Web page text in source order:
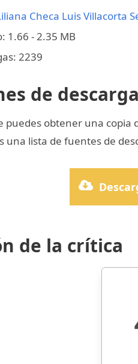
Checa Luis Villacorta
1.66 - 2.35 MB
2239
de
puedes obtener una copia
una lista de fuentes de
de la crítica